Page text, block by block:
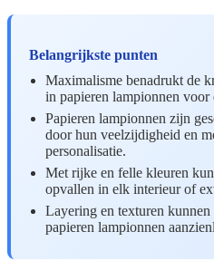
Belangrijkste punten
Maximalisme benadrukt de
in papieren lampionnen voor
Papieren lampionnen zijn
door hun veelzijdigheid en
personalisatie.
Met rijke en felle kleuren
opvallen in elk interieur of
Layering en texturen kunnen
papieren lampionnen